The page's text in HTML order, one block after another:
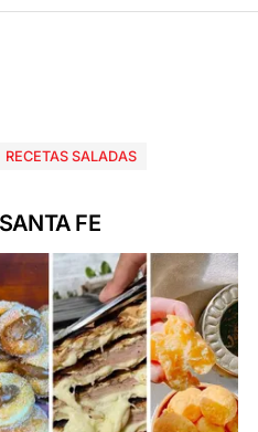
RECETAS SALADAS
FE